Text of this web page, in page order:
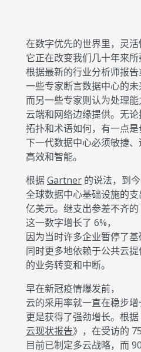
在数字优先的世界里，灵活
它正在改变我们几十年来所
根据最新的行业分析师报告
一些专家断言数据中心的未
而另一些专家则认为处理能
云端和网络边缘提供。无论
拓扑和术语如何，有一点是
下一代数据中心必须敏捷、
高效和智能。
根据Gartner 的说法，到今
全球数据中心基础设施的
亿美元。继支出参差不齐的
这一数字增长了 6%，
因为当时许多企业暂停了基
同时更多地依赖于公共云
的业务转变和中断。
早在新冠疫情爆发前，
云的采用率就一直在稳步增
更是获得了强劲增长。根
云现状报告》，在受访的
目前已制定多云战略，而